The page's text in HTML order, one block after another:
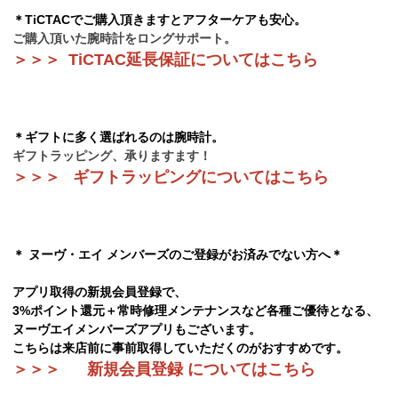
＊TiCTACでご購入頂きますとアフターケアも安心。
ご購入頂いた腕時計をロングサポート。
＞ ＞ ＞ TiCTAC延長保証についてはこちら
＊ギフトに多く選ばれるのは腕時計。
ギフトラッピング、承りますます！
＞ ＞ ＞ ギフトラッピングについてはこちら
＊ ヌーヴ・エイ メンバーズのご登録がお済みでない方へ＊
アプリ取得の新規会員登録で、
3%ポイント還元＋常時修理メンテナンスなど各種ご優待となる、
ヌーヴエイメンバーズアプリもございます。
こちらは来店前に事前取得していただくのがおすすめです。
＞＞＞ 新規会員登録 についてはこちら